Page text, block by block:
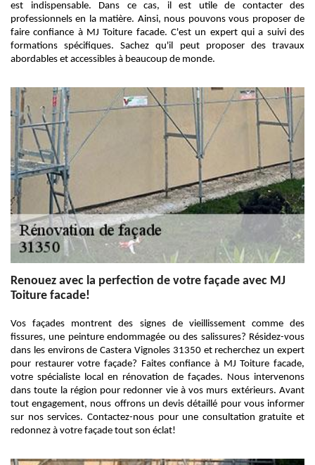
est indispensable. Dans ce cas, il est utile de contacter des
professionnels en la matière. Ainsi, nous pouvons vous proposer de
faire confiance à MJ Toiture facade. C'est un expert qui a suivi des
formations spécifiques. Sachez qu'il peut proposer des travaux
abordables et accessibles à beaucoup de monde.
Renouez avec la perfection de votre façade avec MJ
Toiture facade!
Vos façades montrent des signes de vieillissement comme des
fissures, une peinture endommagée ou des salissures? Résidez-vous
dans les environs de Castera Vignoles 31350 et recherchez un expert
pour restaurer votre façade? Faites confiance à MJ Toiture facade,
votre spécialiste local en rénovation de façades. Nous intervenons
dans toute la région pour redonner vie à vos murs extérieurs. Avant
tout engagement, nous offrons un devis détaillé pour vous informer
sur nos services. Contactez-nous pour une consultation gratuite et
redonnez à votre façade tout son éclat!